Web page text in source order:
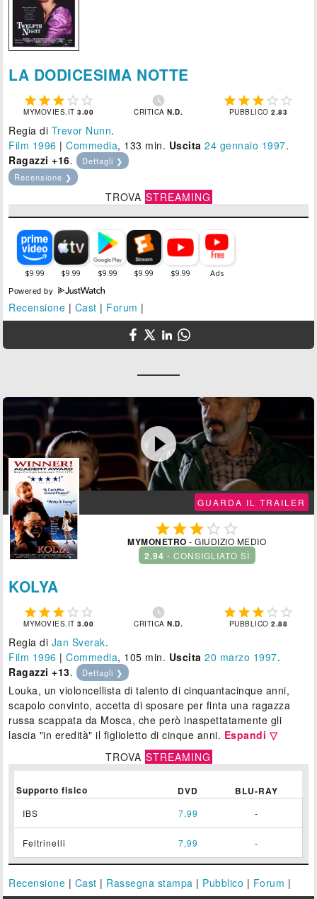
LA DODICESIMA NOTTE
    
MYMOVIES.IT3.00

CRITICAN.D.
    
PUBBLICO2.83
Regia di Trevor Nunn.
Film 1996 |Commedia, 133 min. Uscita 24 gennaio 1997.
Ragazzi +16.
Dettagli ❯
Recensione ❯
TROVA STREAMING
Powered by
Recensione | Cast | Forum |

GUARDA IL TRAILER
  
MYMONETRO - GIUDIZIO MEDIO
2.94 - CONSIGLIATO SÌ
KOLYA
    
MYMOVIES.IT3.00

CRITICAN.D.
    
PUBBLICO2.88
Regia di Jan Sverak.
Film 1996 |Commedia, 105 min. Uscita 20 marzo 1997.
Ragazzi +13. Dettagli ❯
Louka, un violoncellista di talento di cinquantacinque anni,
scapolo convinto, accetta di sposare per finta una ragazza
russa scappata da Mosca, che però inaspettatamente gli
lascia "in eredità" il figlioletto di cinque anni. Espandi ▽
TROVA STREAMING
Supporto fisico DVD BLU-RAY
IBS 7,99 -
Feltrinelli 7,99 -
Recensione | Cast | Rassegna stampa | Pubblico | Forum |